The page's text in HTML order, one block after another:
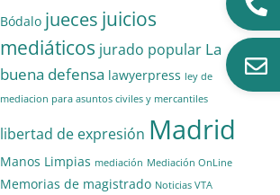
Bódalo jueces juicios
mediáticos jurado popular La
buena defensa lawyerpress ley de
mediacion para asuntos civiles y mercantiles
libertad de expresión Madrid
Manos Limpias mediación Mediación OnLine
Memorias de magistrado Noticias VTA